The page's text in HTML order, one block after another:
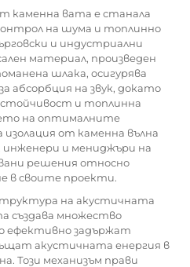
каменна вата е станала
на шума и топлинно
и индустриални
материал, произведен
шлака, осигурява
абсорбция на звук, докато
и топлинна
на оптималните
изолация от каменна вълна
инженери и мениджъри на
решения относно
в своите проекти.
на акустичната
създава множество
ефективно задържат
акустичната енергия в
Този механизъм прави